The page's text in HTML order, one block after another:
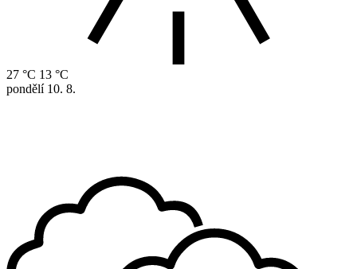
27 °C 13 °C
pondělí 10. 8.